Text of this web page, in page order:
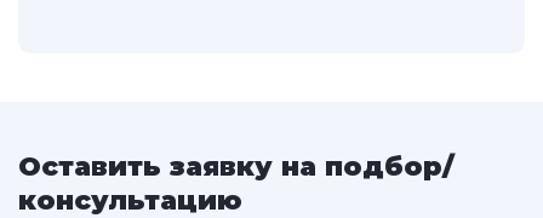
Оставить заявку на подбор/
консультацию